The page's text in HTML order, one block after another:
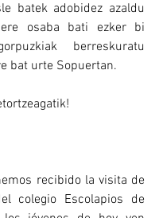
batek adobidez azaldu
osaba bati ezker bi
berreskuratu
bat urte Sopuertan.
recibido la visita de
colegio Escolapios de